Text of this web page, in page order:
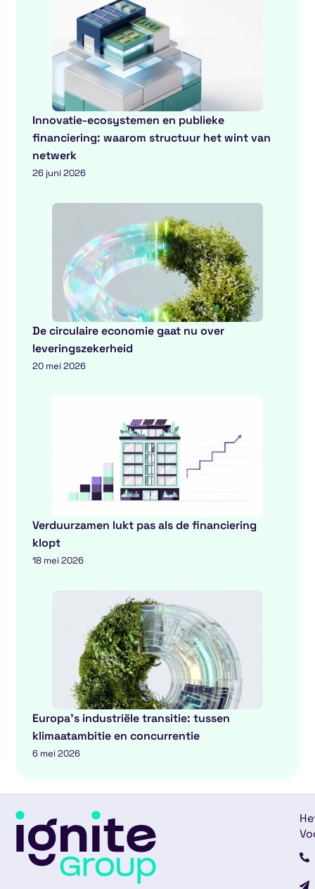
Innovatie-ecosystemen en publieke
financiering: waarom structuur het wint van
netwerk
26 juni 2026
De circulaire economie gaat nu over
leveringszekerheid
20 mei 2026
Verduurzamen lukt pas als de financiering
klopt
18 mei 2026
Europa’s industriële transitie: tussen
klimaatambitie en concurrentie
6 mei 2026